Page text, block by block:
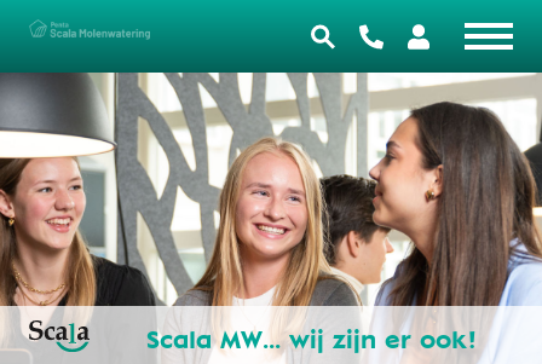
Scala MW... wij zijn er ook!